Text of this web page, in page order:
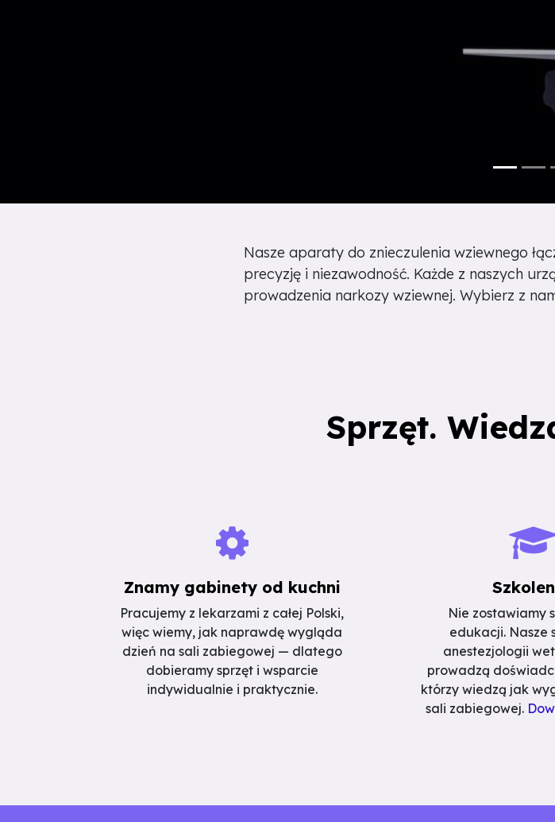
Nasze aparaty do znieczulenia wziewnego
precyzję i niezawodność. Każde z naszych
prowadzenia narkozy wziewnej. Wybierz z
Sprzęt.
Znamy gabinety od kuchni
Pracujemy z lekarzami z całej Polski,
więc wiemy, jak naprawdę wygląda
dzień na sali zabiegowej — dlatego
dobieramy sprzęt i wsparcie
indywidualnie i praktycznie.
Nie zostawiamy
edukacji. Nasze
anestezjologii
prowadzą
którzy wiedzą jak
sali zabiegowej.